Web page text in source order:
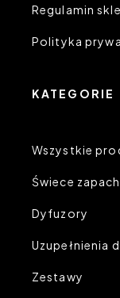
Regulamin
Polityka
KATEGORIE
Wszystkie
Świece
Dyfuzory
Uzupełnienia
Zestawy